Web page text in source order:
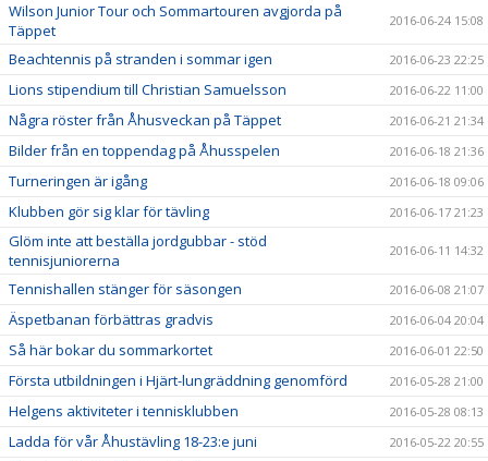
Wilson Junior Tour och Sommartouren avgjorda på
Täppet
2016-06-24 15:08
Beachtennis på stranden i sommar igen 2016-06-23 22:25
Lions stipendium till Christian Samuelsson 2016-06-22 11:00
Några röster från Åhusveckan på Täppet 2016-06-21 21:34
Bilder från en toppendag på Åhusspelen 2016-06-18 21:36
Turneringen är igång 2016-06-18 09:06
Klubben gör sig klar för tävling 2016-06-17 21:23
Glöm inte att beställa jordgubbar - stöd
tennisjuniorerna
2016-06-11 14:32
Tennishallen stänger för säsongen 2016-06-08 21:07
Äspetbanan förbättras gradvis 2016-06-04 20:04
Så här bokar du sommarkortet 2016-06-01 22:50
Första utbildningen i Hjärt-lungräddning genomförd 2016-05-28 21:00
Helgens aktiviteter i tennisklubben 2016-05-28 08:13
Ladda för vår Åhustävling 18-23:e juni 2016-05-22 20:55